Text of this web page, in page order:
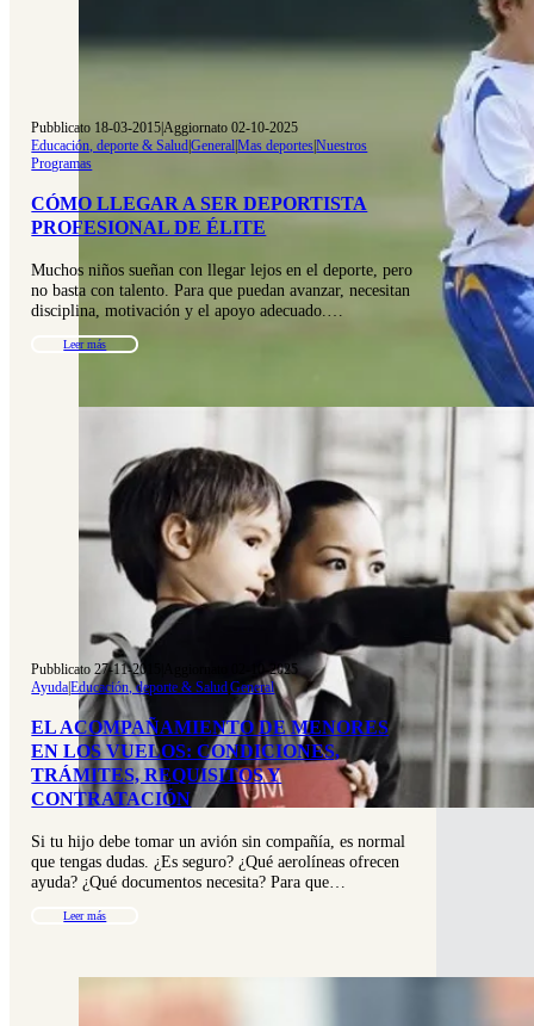
Pubblicato 18-03-2015|Aggiornato 02-10-2025
Educación, deporte & Salud|General|Mas deportes|Nuestros
Programas
CÓMO LLEGAR A SER DEPORTISTA
PROFESIONAL DE ÉLITE
Muchos niños sueñan con llegar lejos en el deporte, pero
no basta con talento. Para que puedan avanzar, necesitan
disciplina, motivación y el apoyo adecuado.…
Leer más
Pubblicato 27-11-2015
Aggiornato 02-10-2025
Ayuda|Educación, deporte & Salud|General
EL ACOMPAÑAMIENTO DE MENORES
EN LOS VUELOS: CONDICIONES,
TRÁMITES, REQUISITOS Y
CONTRATACIÓN
Si tu hijo debe tomar un avión sin compañía, es normal
que tengas dudas. ¿Es seguro? ¿Qué aerolíneas ofrecen
ayuda? ¿Qué documentos necesita? Para que…
Leer más